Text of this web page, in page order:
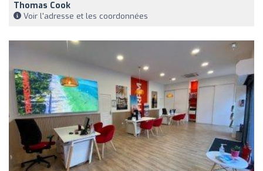
Thomas Cook
Voir l'adresse et les coordonnées